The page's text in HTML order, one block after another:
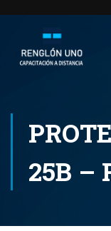
25B –